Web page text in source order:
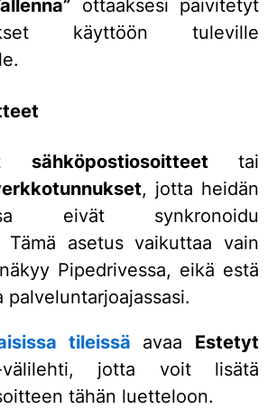
ottaaksesi päivitetyt
käyttöön tuleville
sähköpostiosoitteettai
, jotta heidän
eivät synkronoidu
Tämä asetus vaikuttaa vain
Pipedrivessa, eikä estä
palveluntarjoajassasi.
tileissä avaa Estetyt
jotta voit lisätä
tähän luetteloon.